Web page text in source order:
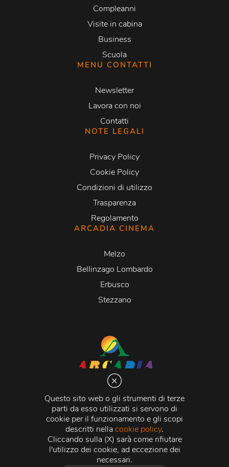
Questo sito web o gli strumenti di terze
parti da esso utilizzati si servono di
cookie per il funzionamento e gli scopi
descritti nellacookie policy.
Cliccando sulla (X) sarà come rifiutare
l'utilizzo dei cookie, ad eccezione dei
necessari.
Compleanni
Visite in cabina
Business
Scuola
MENU CONTATTI
Newsletter
Lavora con noi
Contatti
NOTE LEGALI
Privacy Policy
Cookie Policy
Condizioni di utilizzo
Trasparenza
Regolamento
ARCADIA CINEMA
Melzo
Bellinzago Lombardo
Erbusco
Stezzano
Via Martiri della Libertà 20066 Melzo (MI)
C.C.I.A.A. - R.E.A di Milano n. 1427910
Registro delle Imprese di Milano n. 338392 -
Fiscale e Partita Iva11015840157 | Capitale Sociale
500.000,00 i.v.
Credits:Crea Informatica S.r.l. 2026 © Tutti i diritti
riservati.